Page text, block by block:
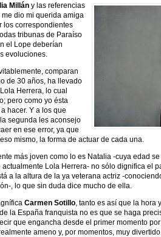
Millán y las referencias
dio mi querida amiga
los correspondientes
tribunas de Paraíso
el Lope deberían
evoluciones.
comparan
de 30 años, ha llevado
Herrera, lo cual
pero como yo ésta
hacer. Y a los que
segunda les aconsejo
en ese error, ya que
mismo, la forma de actuar de cada una.
más joven como lo es Natalia -cuya edad
Lola Herrera- no sólo dignifica el
a la altura de la ya veterana actriz -
, lo que sin duda dice mucho de ella.
Carmen Sotillo , tanto es así que la
la España franquista no es que se haga
que engancha desde el primer momento
ameno y, por momentos, muy divertido.